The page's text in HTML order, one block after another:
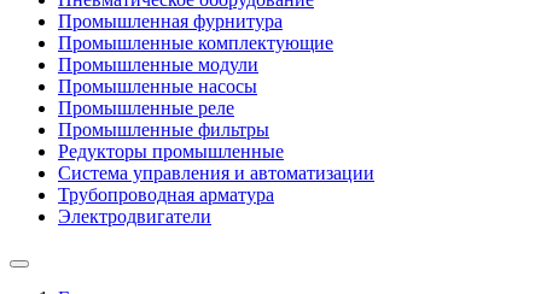
Промышленная фурнитура
Промышленные комплектующие
Промышленные модули
Промышленные насосы
Промышленные реле
Промышленные фильтры
Редукторы промышленные
Система управления и автоматизации
Трубопроводная арматура
Электродвигатели